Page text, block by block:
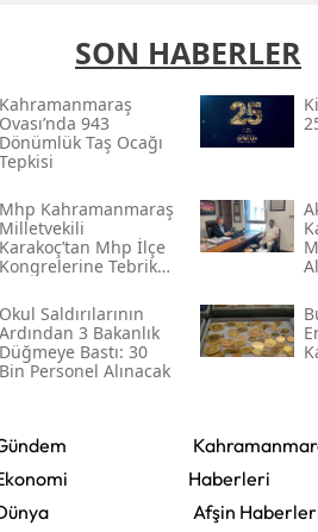
SON HABERLER
Kahramanmaraş
Ovası’nda 943
Dönümlük Taş Ocağı
Tepkisi
Mhp Kahramanmaraş
Milletvekili
Karakoç’tan Mhp İlçe
Kongrelerine Tebrik
Okul Saldırılarının
Ardından 3 Bakanlık
Düğmeye Bastı: 30
Bin Personel Alınacak
Haberleri
Afşin